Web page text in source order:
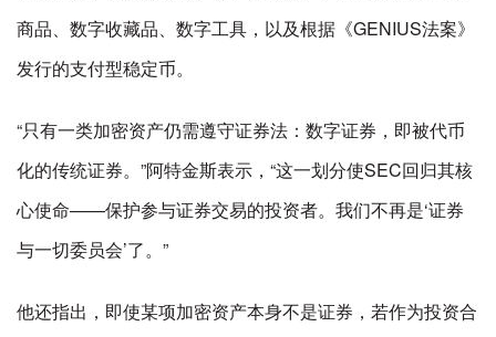
商品、数字收藏品、数字工具，以及根据《GENIUS法案》
发行的支付型稳定币。
“只有一类加密资产仍需遵守证券法：数字证券，即被代币
化的传统证券。”阿特金斯表示，“这一划分使SEC回归其核
心使命——保护参与证券交易的投资者。我们不再是‘证券
与一切委员会’了。”
他还指出，即使某项加密资产本身不是证券，若作为投资合